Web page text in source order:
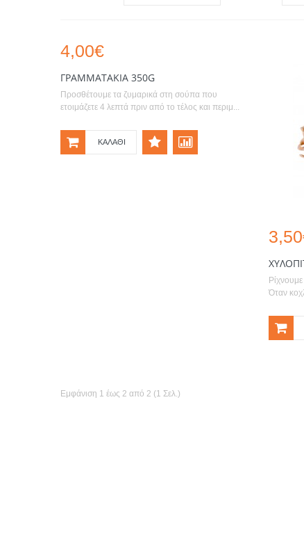
4,00€
ΓΡΑΜΜΑΤΆΚΙΑ 350G
Προσθέτουμε τα ζυμαρικά στη σούπα που
ετοιμάζετε 4 λεπτά πριν από το τέλος και περιμ...
ΚΑΛΆΘΙ
Όταν
Εμφάνιση 1 έως 2 από 2 (1 Σελ.)